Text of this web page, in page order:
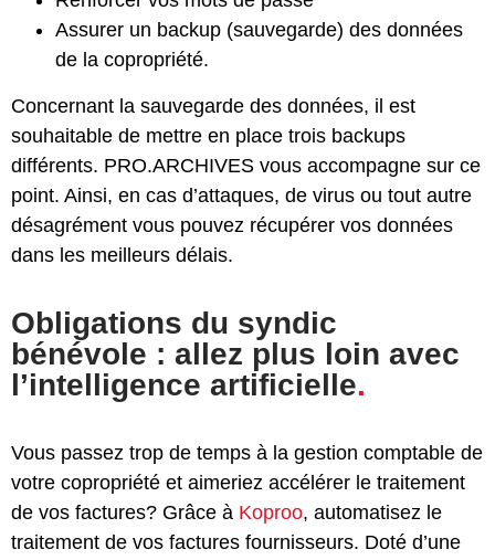
Assurer un backup (sauvegarde) des données
de la copropriété.
Concernant la sauvegarde des données, il est
souhaitable de mettre en place trois backups
différents. PRO.ARCHIVES vous accompagne sur ce
point. Ainsi, en cas d’attaques, de virus ou tout autre
désagrément vous pouvez récupérer vos données
dans les meilleurs délais.
Obligations du syndic
bénévole : allez plus loin avec
l’intelligence artificielle.
Vous passez trop de temps à la gestion comptable de
votre copropriété et aimeriez accélérer le traitement
de vos factures? Grâce à Koproo, automatisez le
traitement de vos factures fournisseurs. Doté d’une